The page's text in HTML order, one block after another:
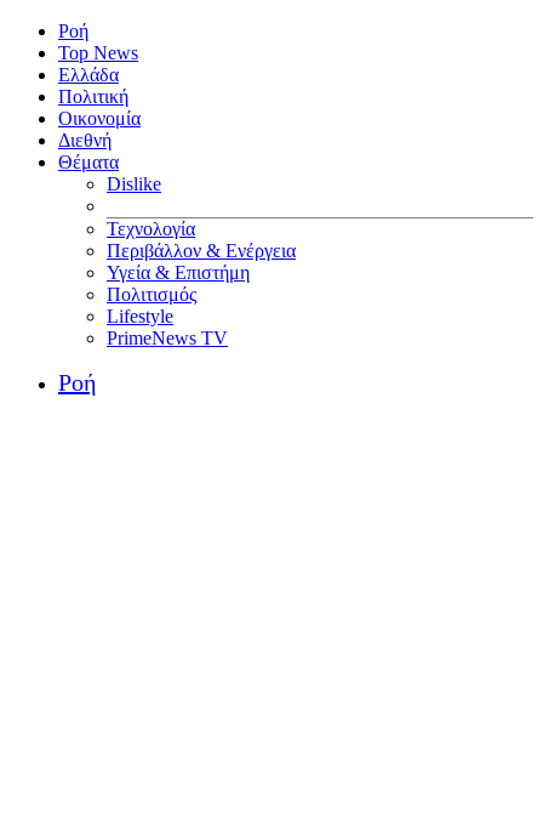
Ροή
Top News
Ελλάδα
Πολιτική
Οικονομία
Διεθνή
Θέματα
Dislike
Τεχνολογία
Περιβάλλον & Ενέργεια
Υγεία & Επιστήμη
Πολιτισμός
Lifestyle
PrimeNews TV
Ροή